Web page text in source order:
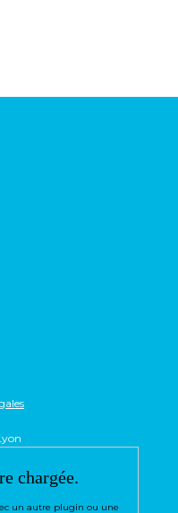
chargée.
un autre plugin ou une